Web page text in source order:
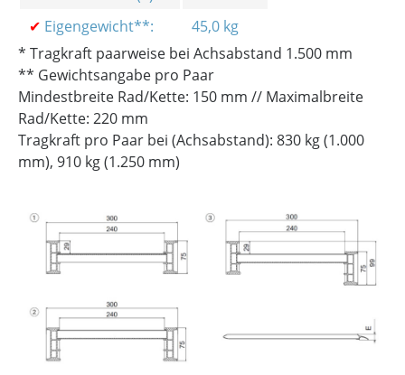
✔ Eigengewicht**:
45,0 kg
* Tragkraft paarweise bei Achsabstand 1.500 mm
** Gewichtsangabe pro Paar
Mindestbreite Rad/Kette: 150 mm // Maximalbreite
Rad/Kette: 220 mm
Tragkraft pro Paar bei (Achsabstand): 830 kg (1.000
mm), 910 kg (1.250 mm)